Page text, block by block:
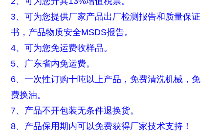
3、可为您提供厂家产品出厂检测报告和质量保证
书，产品物质安全MSDS报告。
4、可为您免运费收样品。
5、广东省内免运费。
6、一次性订购十吨以上产品，免费清洗机械，免
费换油。
7、产品不开包装无条件退换货。
8、产品保用期内可以免费获得厂家技术支持！